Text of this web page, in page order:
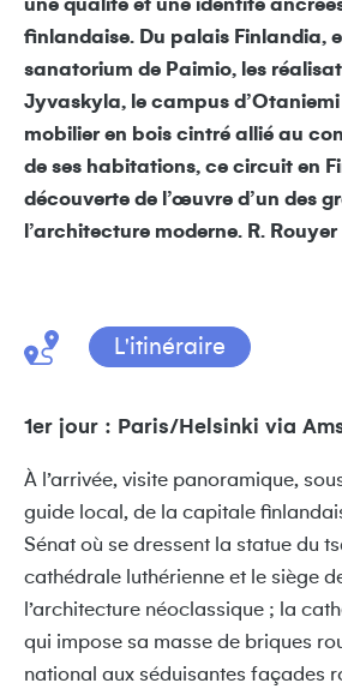
une qualité et une identité
finlandaise. Du palais Finlandia,
sanatorium de Paimio, les
Jyvaskyla, le campus
mobilier en bois cintré allié au
de ses habitations, ce circuit en
découverte de l’œuvre d’un des
l’architecture moderne. R. Rouyer
L'itinéraire
1er jour : Paris/Helsinki via
À l’arrivée, visite panoramique,
guide local, de la capitale
Sénat où se dressent la statue du
cathédrale luthérienne et le siège
l’architecture néoclassique ; la
qui impose sa masse de briques
national aux séduisantes façades